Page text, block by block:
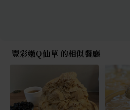
豐彩嫩Q仙草 的相似餐廳